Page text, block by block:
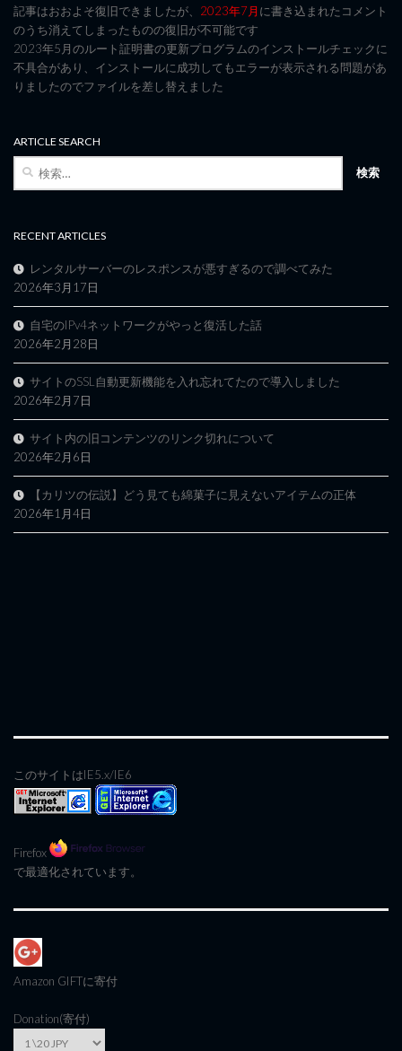
記事はおおよそ復旧できましたが、 2023年7月に書き込まれたコメント
のうち消えてしまったものの復旧が不可能です
2023年5月のルート証明書の更新プログラムのインストールチェックに
不具合があり、インストールに成功してもエラーが表示される問題があ
りましたのでファイルを差し替えました
ARTICLE SEARCH
RECENT ARTICLES
レンタルサーバーのレスポンスが悪すぎるので調べてみた
2026年3月17日
自宅のIPv4ネットワークがやっと復活した話
2026年2月28日
サイトのSSL自動更新機能を入れ忘れてたので導入しました
2026年2月7日
サイト内の旧コンテンツのリンク切れについて
2026年2月6日
【カリツの伝説】どう見ても綿菓子に見えないアイテムの正体
2026年1月4日
このサイトはIE5.x/IE6
Firefox
で最適化されています。
Amazon GIFTに寄付
Donation(寄付)